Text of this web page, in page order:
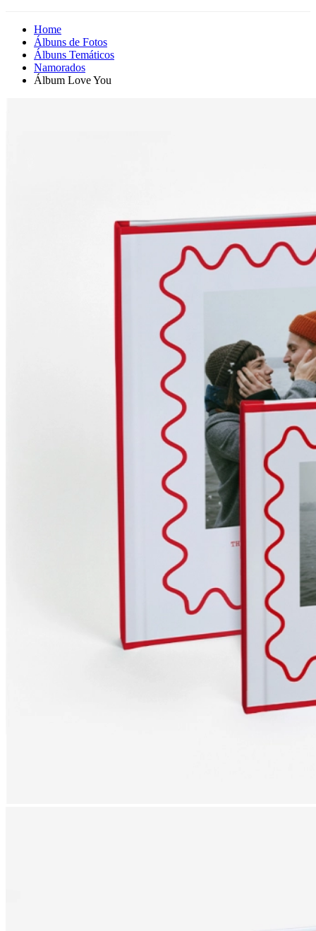
Home
Álbuns de Fotos
Álbuns Temáticos
Namorados
Álbum Love You